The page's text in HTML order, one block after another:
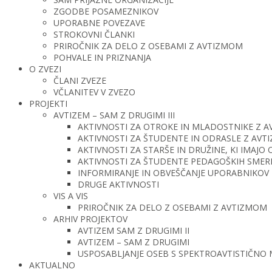
ZGODBE POSAMEZNIKOV
UPORABNE POVEZAVE
STROKOVNI ČLANKI
PRIROČNIK ZA DELO Z OSEBAMI Z AVTIZMOM
POHVALE IN PRIZNANJA
O ZVEZI
ČLANI ZVEZE
VČLANITEV V ZVEZO
PROJEKTI
AVTIZEM – SAM Z DRUGIMI III
AKTIVNOSTI ZA OTROKE IN MLADOSTNIKE Z
AKTIVNOSTI ZA ŠTUDENTE IN ODRASLE Z
AKTIVNOSTI ZA STARŠE IN DRUŽINE, KI IMAJO
AKTIVNOSTI ZA ŠTUDENTE PEDAGOŠKIH
INFORMIRANJE IN OBVEŠČANJE
DRUGE AKTIVNOSTI
VIS A VIS
PRIROČNIK ZA DELO Z OSEBAMI Z AVTIZMOM
ARHIV PROJEKTOV
AVTIZEM SAM Z DRUGIMI II
AVTIZEM – SAM Z DRUGIMI
USPOSABLJANJE OSEB S SPEKTROAVTISTIČNO
AKTUALNO